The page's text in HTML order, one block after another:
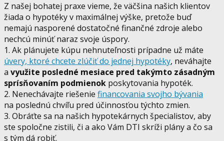
Z našej bohatej praxe vieme, že väčšina našich klientov
žiada o hypotéky v maximálnej výške, pretože buď
nemajú nasporené dostatočné finančné zdroje alebo
nechcú minúť naraz svoje úspory.
1. Ak plánujete kúpu nehnuteľnosti prípadne už máte
úvery, ktoré chcete zlúčiť do jednej hypotéky, neváhajte
a využite posledné mesiace pred takýmto zásadným
sprísňovaním podmienok poskytovania hypoték.
2. Nenechávajte riešenie financovania svojho bývania
na poslednú chvíľu pred účinnosťou týchto zmien.
3. Obráťte sa na našich hypotekárnych špecialistov, aby
ste spoločne zistili, či a ako Vám DTI skríži plány a čo sa
s tým dá robiť.